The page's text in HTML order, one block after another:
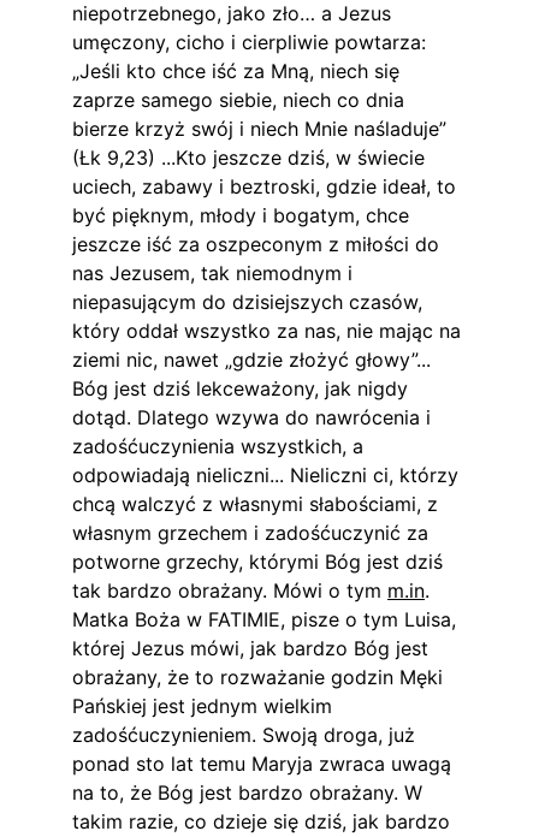
niepotrzebnego, jako zło… a Jezus
umęczony, cicho i cierpliwie powtarza:
„Jeśli kto chce iść za Mną, niech się
zaprze samego siebie, niech co dnia
bierze krzyż swój i niech Mnie naśladuje”
(Łk 9,23) ...Kto jeszcze dziś, w świecie
uciech, zabawy i beztroski, gdzie ideał, to
być pięknym, młody i bogatym, chce
jeszcze iść za oszpeconym z miłości do
nas Jezusem, tak niemodnym i
niepasującym do dzisiejszych czasów,
który oddał wszystko za nas, nie mając na
ziemi nic, nawet „gdzie złożyć głowy”...
Bóg jest dziś lekceważony, jak nigdy
dotąd. Dlatego wzywa do nawrócenia i
zadośćuczynienia wszystkich, a
odpowiadają nieliczni... Nieliczni ci, którzy
chcą walczyć z własnymi słabościami, z
własnym grzechem i zadośćuczynić za
potworne grzechy, którymi Bóg jest dziś
tak bardzo obrażany. Mówi o tym m.in.
Matka Boża w FATIMIE, pisze o tym Luisa,
której Jezus mówi, jak bardzo Bóg jest
obrażany, że to rozważanie godzin Męki
Pańskiej jest jednym wielkim
zadośćuczynieniem. Swoją droga, już
ponad sto lat temu Maryja zwraca uwagą
na to, że Bóg jest bardzo obrażany. W
takim razie, co dzieje się dziś, jak bardzo